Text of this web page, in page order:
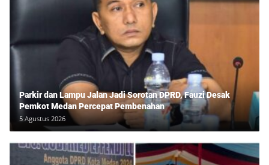
Parkir dan Lampu Jalan Jadi Sorotan DPRD, Fauzi Desak
Pemkot Medan Percepat Pembenahan
5 Agustus 2026